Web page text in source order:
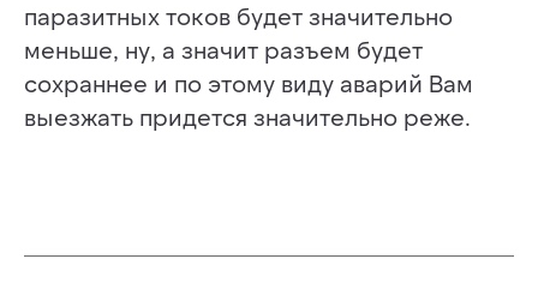
паразитных токов будет значительно
меньше, ну, а значит разъем будет
сохраннее и по этому виду аварий Вам
выезжать придется значительно реже.